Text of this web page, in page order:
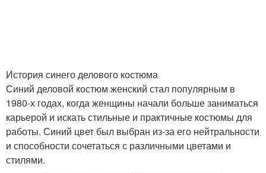
Юбочные костюмы
белорусских
дизайнеров
Мужские костюмы
История синего делового костюма
Синий деловой костюм женский стал популярным в
1980-х годах, когда женщины начали больше заниматься
карьерой и искать стильные и практичные костюмы для
работы. Синий цвет был выбран из-за его нейтральности
и способности сочетаться с различными цветами и
стилями.